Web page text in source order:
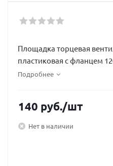
Площадка торцевая
пластиковая с фланцем
Подробнее
140 руб./шт
Нет в наличии